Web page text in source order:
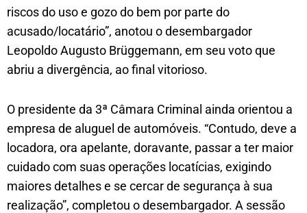
riscos do uso e gozo do bem por parte do
acusado/locatário”, anotou o desembargador
Leopoldo Augusto Brüggemann, em seu voto que
abriu a divergência, ao final vitorioso.
O presidente da 3ª Câmara Criminal ainda orientou a
empresa de aluguel de automóveis. “Contudo, deve a
locadora, ora apelante, doravante, passar a ter maior
cuidado com suas operações locatícias, exigindo
maiores detalhes e se cercar de segurança à sua
realização”, completou o desembargador. A sessão